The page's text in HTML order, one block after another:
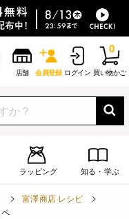
店舗 会員登録 ログイン 買い物かご
0
ラッピング 知る・学ぶ
富澤商店 レシピ